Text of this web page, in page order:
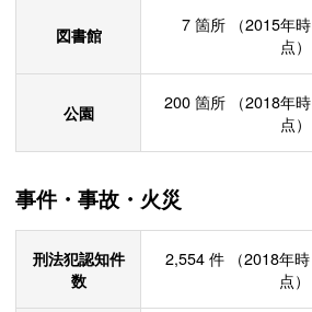
図書館 7 箇所
（2015年時
点）
公園 200 箇所
（2018年時
点）
事件・事故・火災
刑法犯認知件
数
2,554 件
（2018年時
点）